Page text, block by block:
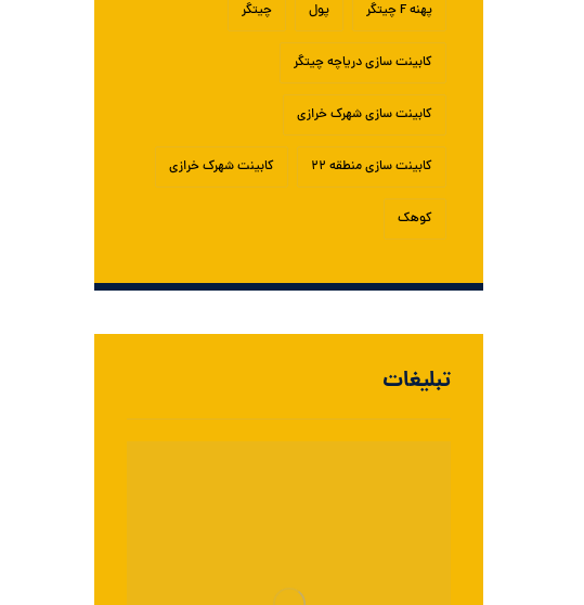
پهنه F چیتگر پول چیتگر
کابینت سازی دریاچه چیتگر
کابینت سازی شهرک خرازی
کابینت سازی منطقه ۲۲ کابینت شهرک خرازی
کوهک
تبلیغات